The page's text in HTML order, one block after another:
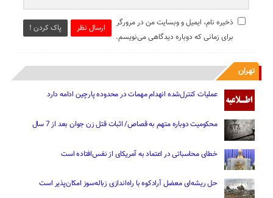
ارسال نظر پاک کردن !
ذخیره نام، ایمیل و وبسایت من در مرورگر
برای زمانی که دوباره دیدگاهی می‌نویسم.
تهران
عملیات کنترل‌شده انهدام مهمات در محدوده پارچین ادامه دارد
محکومیت دوباره متهم به قصاص/ اثبات قتل زن جوان بعد از 7 سال
خطای محاسباتی در اعتماد به آمریکای از نفس‌افتاده است
حل ریشه‌ای معضل آرادکوه با راه‌اندازی زباله‌سوز امکان‌پذیر است